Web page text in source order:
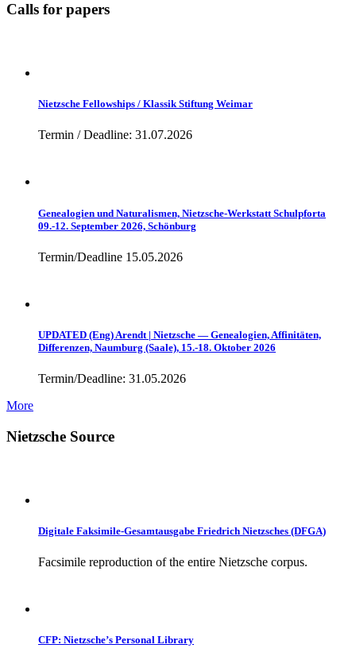
Calls for papers
Nietzsche Fellowships / Klassik Stiftung Weimar
Termin / Deadline: 31.07.2026
Genealogien und Naturalismen, Nietzsche-Werkstatt Schulpforta
09.-12. September 2026, Schönburg
Termin/Deadline 15.05.2026
UPDATED (Eng) Arendt | Nietzsche — Genealogien, Affinitäten,
Differenzen, Naumburg (Saale), 15.-18. Oktober 2026
Termin/Deadline: 31.05.2026
More
Nietzsche Source
Digitale Faksimile-Gesamtausgabe Friedrich Nietzsches (DFGA)
Facsimile reproduction of the entire Nietzsche corpus.
CFP: Nietzsche’s Personal Library